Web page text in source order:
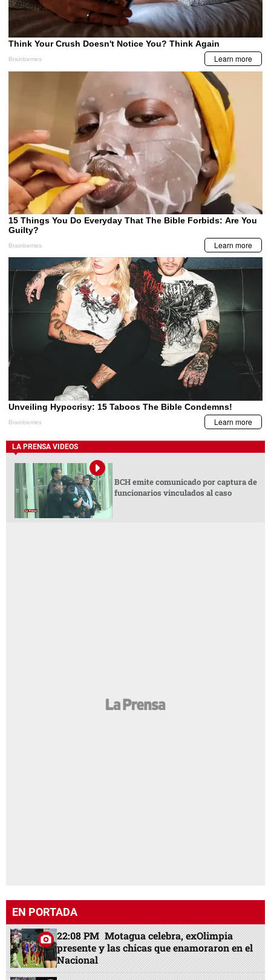
LA PRENSA VIDEOS
BCH emite comunicado por captura de
funcionarios vinculados al caso
EN PORTADA
22:08 PM Motagua celebra, exOlimpia
presente y las chicas que enamoraron en el
Nacional